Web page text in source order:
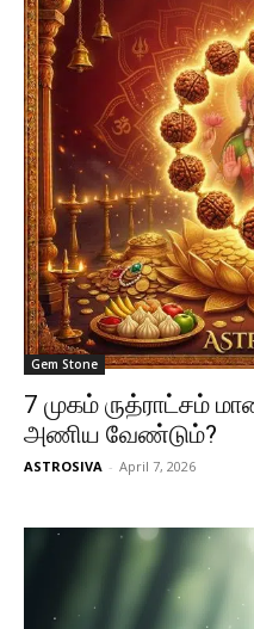
Gem Stone
7 முகம் ருத்ராட்சம்
அணிய வேண்டும்?
ASTROSIVA - April 7, 2026